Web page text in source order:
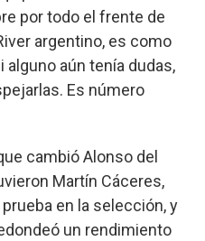
por todo el frente de
argentino, es como
aún tenía dudas,
Es número
cambió Alonso del
Martín Cáceres,
en la selección, y
un rendimiento